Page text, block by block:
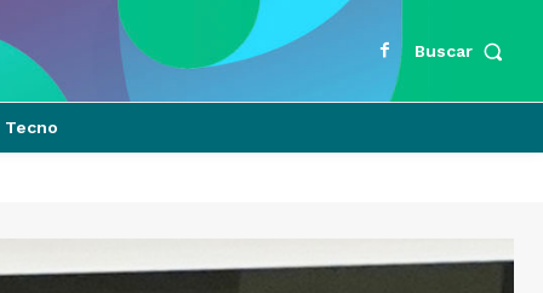
Buscar
Tecno